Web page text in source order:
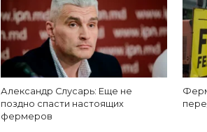
Александр Слусарь: Еще не
поздно спасти настоящих
фермеров